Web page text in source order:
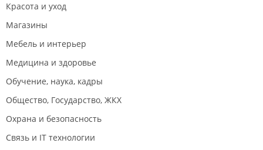
Красота и уход
Магазины
Мебель и интерьер
Медицина и здоровье
Обучение, наука, кадры
Общество, Государство, ЖКХ
Охрана и безопасность
Связь и IT технологии